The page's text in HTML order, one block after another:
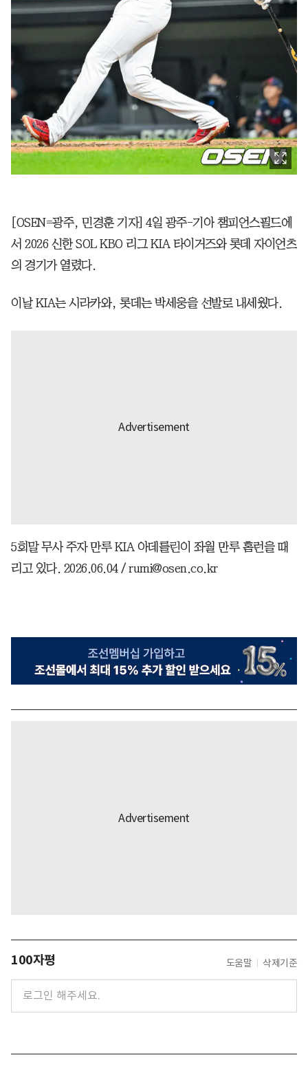
[OSEN=광주, 민경훈 기자] 4일 광주-기아 챔피언스필드에
서 2026 신한 SOL KBO 리그 KIA 타이거즈와 롯데 자이언츠
의 경기가 열렸다.
이날 KIA는 시라카와, 롯데는 박세웅을 선발로 내세웠다.
5회말 무사 주자 만루 KIA 아데를린이 좌월 만루 홈런을 때
리고 있다. 2026.06.04 / rumi@osen.co.kr
100자평 도움말 삭제기준